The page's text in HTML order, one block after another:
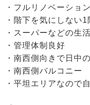
・フルリノベーショ
・階下を気にしない1
・スーパーなどの生
・管理体制良好
・南西側向きで日中
・南西側バルコニー
・平坦エリアなので